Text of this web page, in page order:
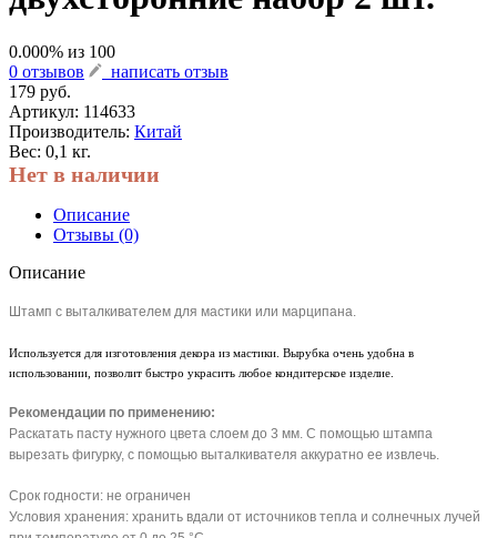
0.000% из 100
0 отзывов
написать отзыв
179 руб.
Артикул: 114633
Производитель: Китай
Вес: 0,1 кг.
Нет в наличии
Описание
Отзывы (0)
Описание
Штамп с выталкивателем для мастики или марципана.
Используется для изготовления декора из мастики. Вырубка очень удобна в
использовании, позволит быстро украсить любое кондитерское изделие.
Рекомендации по применению:
Раскатать пасту нужного цвета слоем до 3 мм. С помощью штампа
вырезать фигурку, с помощью выталкивателя аккуратно ее извлечь.
Срок годности: не ограничен
Условия хранения: хранить вдали от источников тепла и солнечных лучей